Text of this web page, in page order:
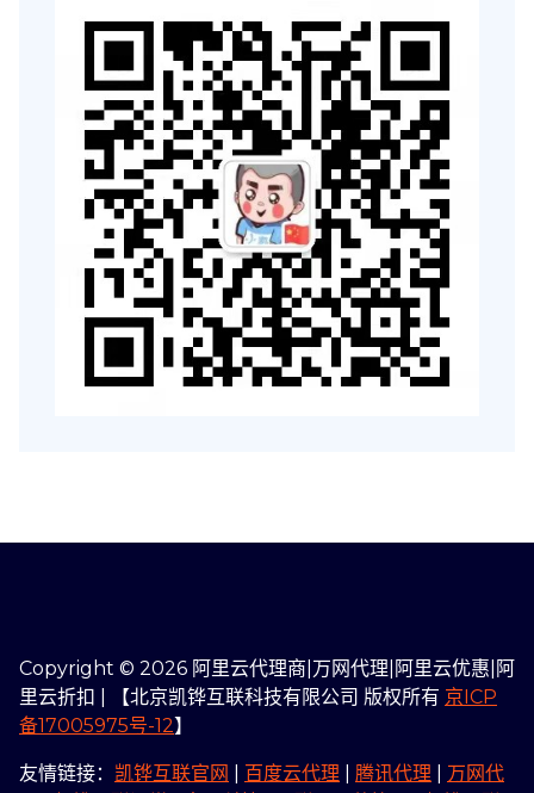
Copyright © 2026 阿里云代理商|万网代理|阿里云优惠|阿
里云折扣 | 【北京凯铧互联科技有限公司 版权所有 京ICP
备17005975号-12】
友情链接： 凯铧互联官网 百度云代理 腾讯代理
万网代